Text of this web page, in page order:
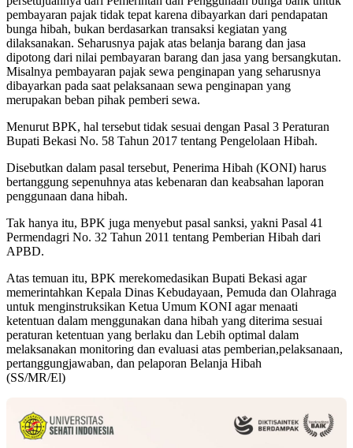
pembayaran pajak tidak tepat karena dibayarkan dari pendapatan
bunga hibah, bukan berdasarkan transaksi kegiatan yang
dilaksanakan. Seharusnya pajak atas belanja barang dan jasa
dipotong dari nilai pembayaran barang dan jasa yang bersangkutan.
Misalnya pembayaran pajak sewa penginapan yang seharusnya
dibayarkan pada saat pelaksanaan sewa penginapan yang
merupakan beban pihak pemberi sewa.
Menurut BPK, hal tersebut tidak sesuai dengan Pasal 3 Peraturan
Bupati Bekasi No. 58 Tahun 2017 tentang Pengelolaan Hibah.
Disebutkan dalam pasal tersebut, Penerima Hibah (KONI) harus
bertanggung sepenuhnya atas kebenaran dan keabsahan laporan
penggunaan dana hibah.
Tak hanya itu, BPK juga menyebut pasal sanksi, yakni Pasal 41
Permendagri No. 32 Tahun 2011 tentang Pemberian Hibah dari
APBD.
Atas temuan itu, BPK merekomedasikan Bupati Bekasi agar
memerintahkan Kepala Dinas Kebudayaan, Pemuda dan Olahraga
untuk menginstruksikan Ketua Umum KONI agar menaati
ketentuan dalam menggunakan dana hibah yang diterima sesuai
peraturan ketentuan yang berlaku dan Lebih optimal dalam
melaksanakan monitoring dan evaluasi atas pemberian,pelaksanaan,
pertanggungjawaban, dan pelaporan Belanja Hibah
(SS/MR/El)